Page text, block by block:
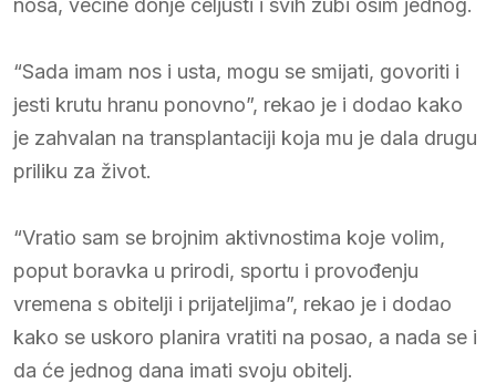
nosa, većine donje čeljusti i svih zubi osim jednog.
“Sada imam nos i usta, mogu se smijati, govoriti i
jesti krutu hranu ponovno”, rekao je i dodao kako
je zahvalan na transplantaciji koja mu je dala drugu
priliku za život.
“Vratio sam se brojnim aktivnostima koje volim,
poput boravka u prirodi, sportu i provođenju
vremena s obitelji i prijateljima”, rekao je i dodao
kako se uskoro planira vratiti na posao, a nada se i
da će jednog dana imati svoju obitelj.